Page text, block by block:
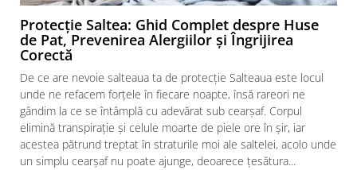
Protecție Saltea: Ghid Complet despre Huse
de Pat, Prevenirea Alergiilor și Îngrijirea
Corectă
De ce are nevoie salteaua ta de protecție Salteaua este locul
unde ne refacem forțele în fiecare noapte, însă rareori ne
gândim la ce se întâmplă cu adevărat sub cearșaf. Corpul
elimină transpirație și celule moarte de piele ore în șir, iar
acestea pătrund treptat în straturile moi ale saltelei, acolo unde
un simplu cearșaf nu poate ajunge, deoarece țesătura...